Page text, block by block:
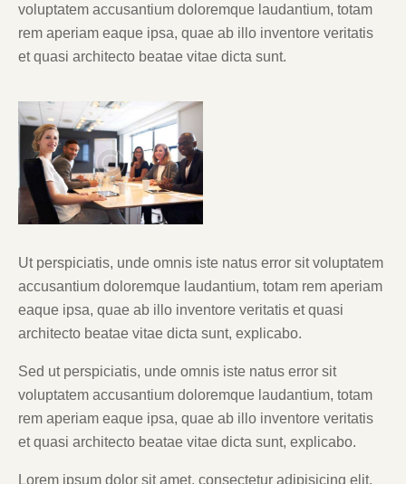
voluptatem accusantium doloremque laudantium, totam
rem aperiam eaque ipsa, quae ab illo inventore veritatis
et quasi architecto beatae vitae dicta sunt.
Ut perspiciatis, unde omnis iste natus error sit voluptatem
accusantium doloremque laudantium, totam rem aperiam
eaque ipsa, quae ab illo inventore veritatis et quasi
architecto beatae vitae dicta sunt, explicabo.
Sed ut perspiciatis, unde omnis iste natus error sit
voluptatem accusantium doloremque laudantium, totam
rem aperiam eaque ipsa, quae ab illo inventore veritatis
et quasi architecto beatae vitae dicta sunt, explicabo.
Lorem ipsum dolor sit amet, consectetur adipisicing elit,